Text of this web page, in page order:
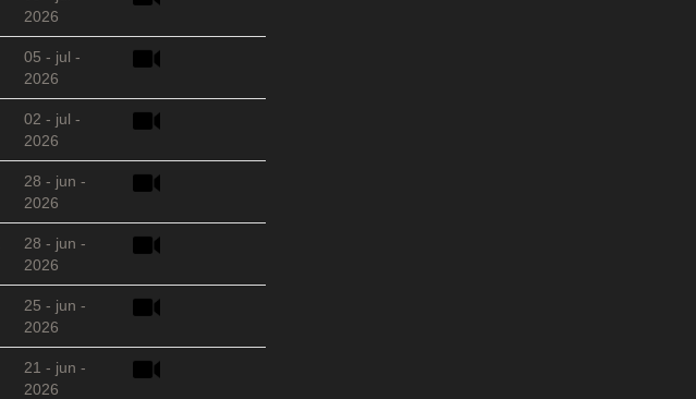
2026
05 - jul -
2026
02 - jul -
2026
28 - jun -
2026
28 - jun -
2026
25 - jun -
2026
21 - jun -
2026